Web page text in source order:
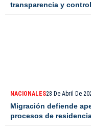
transparencia y
NACIONALES28 De Abril De
Migración defiende
procesos de